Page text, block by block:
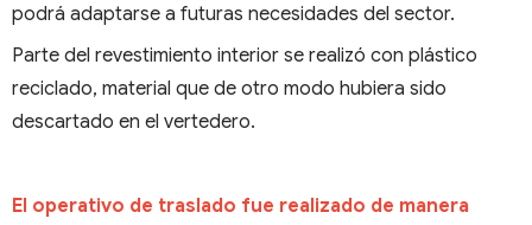
podrá adaptarse a futuras necesidades del sector.
Parte del revestimiento interior se realizó con plástico
reciclado, material que de otro modo hubiera sido
descartado en el vertedero.
El operativo de traslado fue realizado de manera